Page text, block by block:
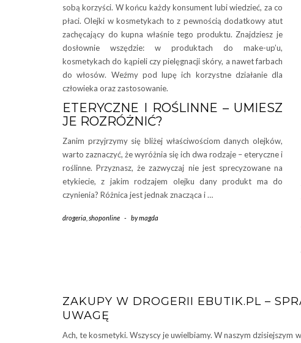
sobą korzyści. W końcu każdy konsument lubi wiedzieć, za co
płaci. Olejki w kosmetykach to z pewnością dodatkowy atut
zachęcający do kupna właśnie tego produktu. Znajdziesz je
dosłownie wszędzie: w produktach do make-up’u,
kosmetykach do kąpieli czy pielęgnacji skóry, a nawet farbach
do włosów. Weźmy pod lupę ich korzystne działanie dla
człowieka oraz zastosowanie.
ETERYCZNE I ROŚLINNE – UMIESZ
JE ROZRÓŻNIĆ?
Zanim przyjrzymy się bliżej właściwościom danych olejków,
warto zaznaczyć, że wyróżnia się ich dwa rodzaje – eteryczne i
roślinne. Przyznasz, że zazwyczaj nie jest sprecyzowane na
etykiecie, z jakim rodzajem olejku dany produkt ma do
czynienia? Różnica jest jednak znacząca i …
drogeria shoponline - bymagda
ZAKUPY W DROGERII EBUTIK.PL –
UWAGĘ
Ach, te kosmetyki. Wszyscy je uwielbiamy. W naszym